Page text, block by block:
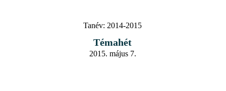
Tanév: 2014-2015
Témahét
2015. május 7.